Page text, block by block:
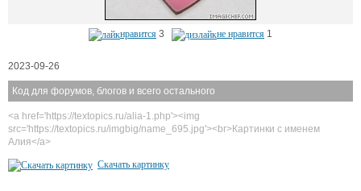
нравится 3 не нравится 1
2023-09-26
Код для форумов, блогов и всего остального
<a href='https://textopics.ru/alia-1.php'><img
src='https://textopics.ru/imgbig/name_695.jpg'><br>Картинки с именем
Алия</a>
Скачать картинку